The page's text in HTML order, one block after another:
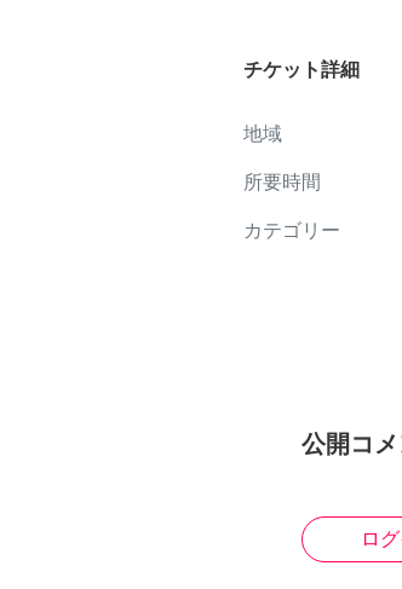
チケット詳細
地域
所要時間
カテゴリー
公開コ
ロ